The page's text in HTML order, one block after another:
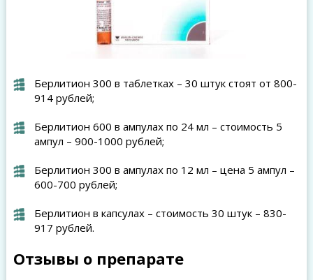
Берлитион 300 в таблетках – 30 штук стоят от 800-
914 рублей;
Берлитион 600 в ампулах по 24 мл – стоимость 5
ампул – 900-1000 рублей;
Берлитион 300 в ампулах по 12 мл – цена 5 ампул –
600-700 рублей;
Берлитион в капсулах – стоимость 30 штук – 830-
917 рублей.
Отзывы о препарате